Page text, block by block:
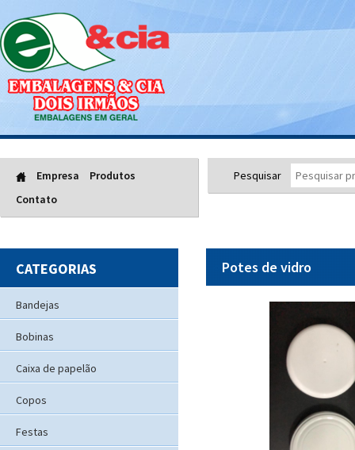
Empresa
Produtos
Contato
Pesquisar
CATEGORIAS
Bandejas
Bobinas
Caixa de papelão
Copos
Festas
Potes de vidro